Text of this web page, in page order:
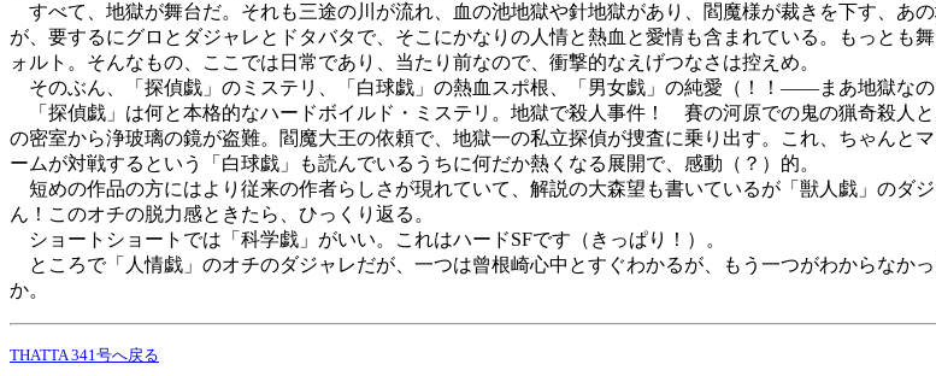
すべて、地獄が舞台だ。それも三途の川が流れ、血の池地獄や針地獄があり、閻魔様が裁きを下す、あ
が、要するにグロとダジャレとドタバタで、そこにかなりの人情と熱血と愛情も含まれている。もっとも
ォルト。そんなもの、ここでは日常であり、当たり前なので、衝撃的なえげつなさは控えめ。
そのぶん、「探偵戯」のミステリ、「白球戯」の熱血スポ根、「男女戯」の純愛（！！――まあ地獄なの
「探偵戯」は何と本格的なハードボイルド・ミステリ。地獄で殺人事件！ 賽の河原での鬼の猟奇殺人
の密室から浄玻璃の鏡が盗難。閻魔大王の依頼で、地獄一の私立探偵が捜査に乗り出す。これ、ちゃんと
ームが対戦するという「白球戯」も読んでいるうちに何だか熱くなる展開で、感動（？）的。
短めの作品の方にはより従来の作者らしさが現れていて、解説の大森望も書いているが「獣人戯」のダ
ん！このオチの脱力感ときたら、ひっくり返る。
ショートショートでは「科学戯」がいい。これはハードSFです（きっぱり！）。
ところで「人情戯」のオチのダジャレだが、一つは曾根崎心中とすぐわかるが、もう一つがわからなか
か。
THATTA 341号へ戻る